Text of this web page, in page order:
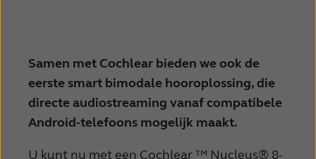
Samen met Cochlear bieden we ook de
eerste smart bimodale hooroplossing, die
directe audiostreaming vanaf compatibele
Android-telefoons mogelijk maakt.
U kunt nu met een Cochlear ™ Nucleus® 8-